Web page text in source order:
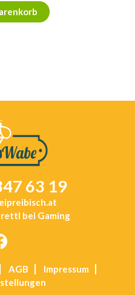
63 19
bei Gaming
AGB
Impressum